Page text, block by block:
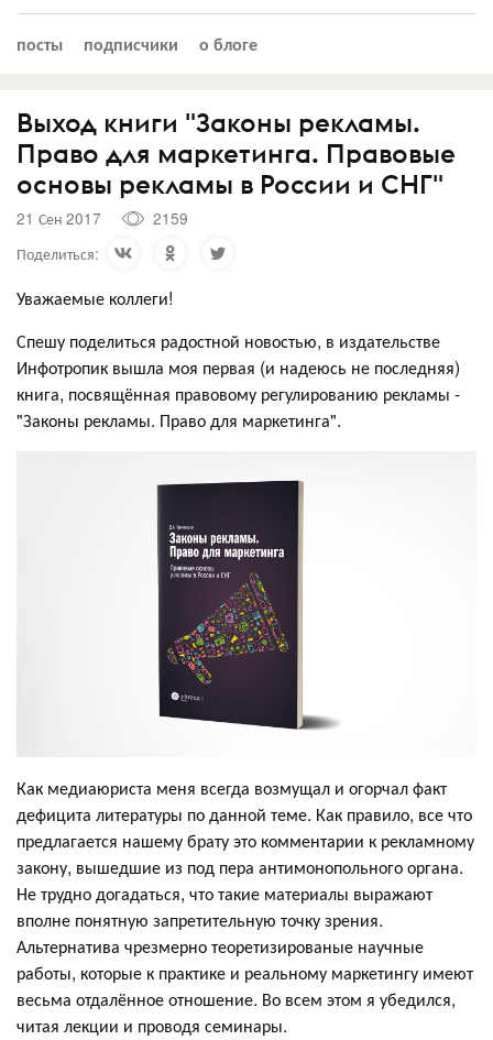
посты подписчики о блоге
Выход книги "Законы рекламы.
Право для маркетинга. Правовые
основы рекламы в России и СНГ"
21 Сен 2017
2159
Поделиться:
Уважаемые коллеги!
Спешу поделиться радостной новостью, в издательстве
Инфотропик вышла моя первая (и надеюсь не последняя)
книга, посвящённая правовому регулированию рекламы -
"Законы рекламы. Право для маркетинга".
Как медиаюриста меня всегда возмущал и огорчал факт
дефицита литературы по данной теме. Как правило, все что
предлагается нашему брату это комментарии к рекламному
закону, вышедшие из под пера антимонопольного органа.
Не трудно догадаться, что такие материалы выражают
вполне понятную запретительную точку зрения.
Альтернатива чрезмерно теоретизированые научные
работы, которые к практике и реальному маркетингу имеют
весьма отдалённое отношение. Во всем этом я убедился,
читая лекции и проводя семинары.